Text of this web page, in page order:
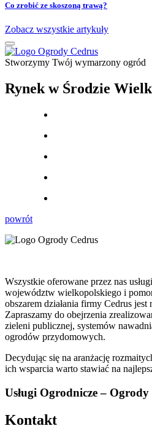
Co zrobić ze skoszoną trawą?
Zobacz wszystkie artykuły
Stworzymy Twój wymarzony ogród
Rynek w Środzie
powrót
Wszystkie oferowane przez nas
województw wielkopolskiego i
obszarem działania firmy Cedrus
Zapraszamy do obejrzenia
zieleni publicznej, systemów
ogrodów przydomowych.
Decydując się na aranżację
ich wsparcia warto stawiać na
Usługi Ogrodnicze – Ogrody
Kontakt